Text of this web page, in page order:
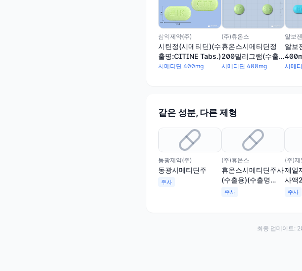
삼익제약(주)
시틴정(시메티딘)(수
출명:CITINE Tabs.)
시메티딘 400mg
(주)휴온스
휴온스시메티딘정
200밀리그램(수출
명:TAGAMENTTab.200
시메티딘 400mg
알보
알보
시메
같은 성분, 다른 제형
동광제약(주)
동광시메티딘주
주사
(주)휴온스
휴온스시메티딘주사
(수출용)(수출명
:KWANG MYUNG
주사
(주)
제일
사액
주사
최종 업데이트: